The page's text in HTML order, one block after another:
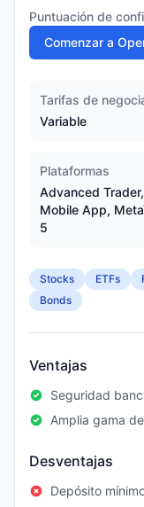
Puntuación de
Comenzar a
Tarifas de
Variable
Plataformas
Advanced Trader,
Mobile App,
5
Stocks ETFs
Bonds
Ventajas
Seguridad
Amplia gama
Desventajas
Depósito